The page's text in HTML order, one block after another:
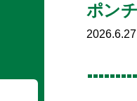
ポン
2026.6.27